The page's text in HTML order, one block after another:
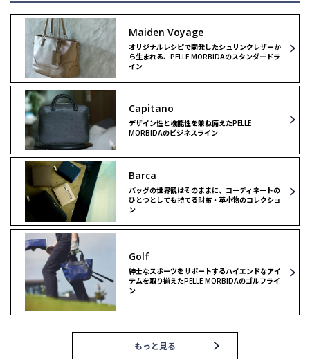
Maiden Voyage
オリジナルレシピで開発したシュリンクレザーか
ら生まれる、PELLE MORBIDAのスタンダードラ
イン
Capitano
デザイン性と機能性を兼ね備えたPELLE
MORBIDAのビジネスライン
Barca
バッグの世界観はそのままに、コーディネートの
ひとつとしても持てる財布・革小物のコレクショ
ン
Golf
紳士なスポーツをサポートするハイエンドなアイ
テムを取り揃えたPELLE MORBIDAのゴルフライ
ン
もっと見る